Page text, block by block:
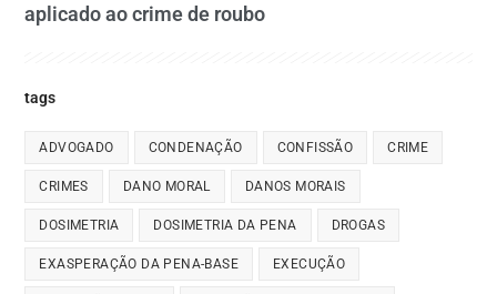
aplicado ao crime de roubo
tags
ADVOGADO CONDENAÇÃO CONFISSÃO CRIME
CRIMES DANO MORAL DANOS MORAIS
DOSIMETRIA DOSIMETRIA DA PENA DROGAS
EXASPERAÇÃO DA PENA-BASE EXECUÇÃO